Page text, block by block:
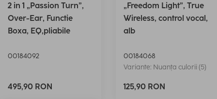
2 in 1 „Passion Turn”,
Over-Ear, Functie
Boxa, EQ,pliabile
00184092
495,90 RON
„Freedom Light”, True
Wireless, control vocal,
alb
00184068
Variante: Nuanța culorii (5)
125,90 RON